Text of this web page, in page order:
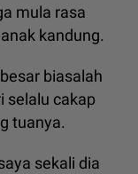
mula rasa
kandung.
biasalah
selalu cakap
tuanya.
sekali dia